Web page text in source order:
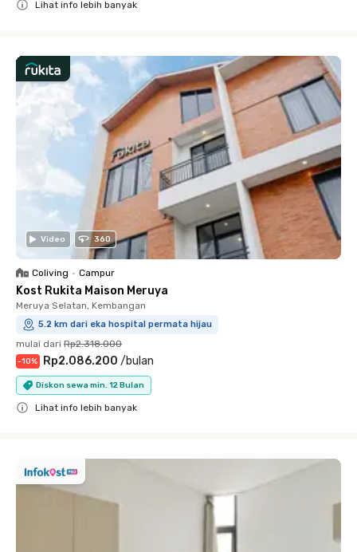
Lihat info lebih banyak
Video 360
Coliving • Campur
Kost Rukita Maison Meruya
Meruya Selatan, Kembangan
5.2 km dari eka hospital permata hijau
mulai dari Rp2.318.000
-10% Rp2.086.200 /bulan
Diskon sewa min. 12 Bulan
Lihat info lebih banyak